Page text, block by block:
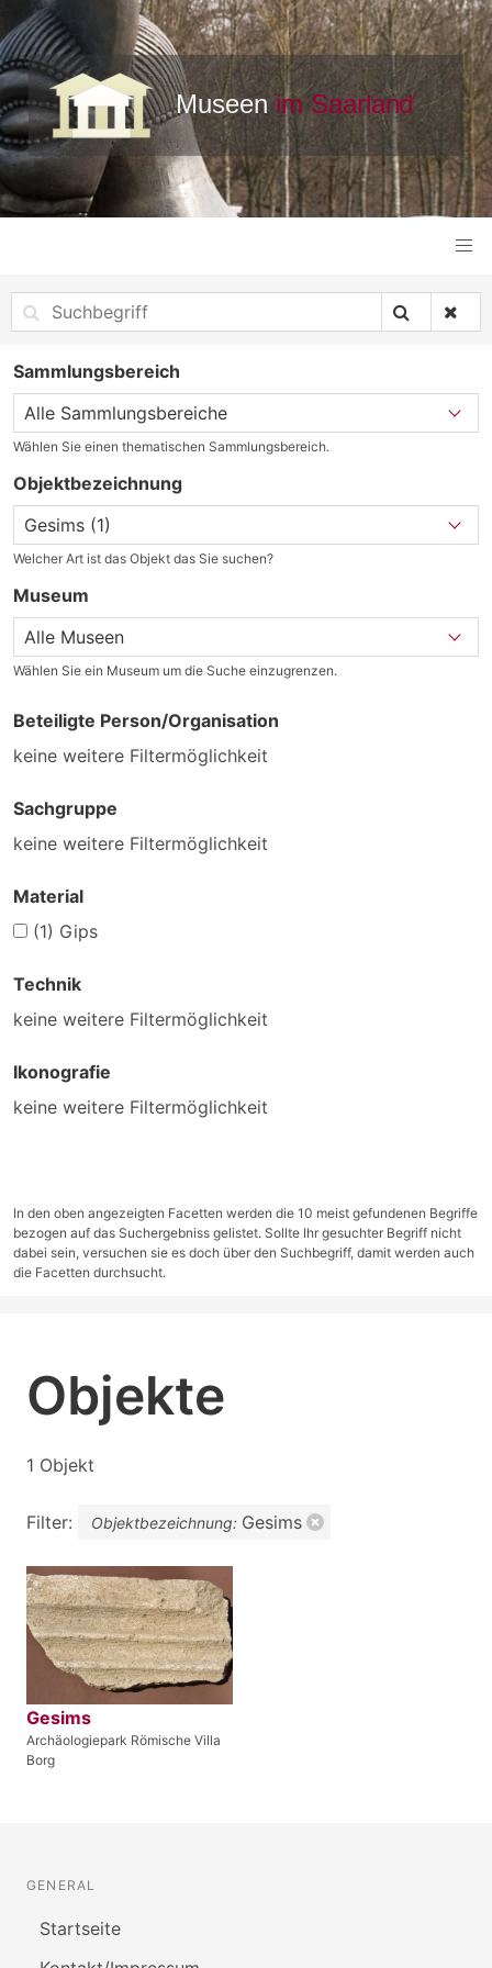
Sammlungsbereich
Wählen Sie einen thematischen Sammlungsbereich.
Objektbezeichnung
Welcher Art ist das Objekt das Sie suchen?
Museum
Wählen Sie ein Museum um die Suche einzugrenzen.
Beteiligte Person/Organisation
keine weitere Filtermöglichkeit
Sachgruppe
keine weitere Filtermöglichkeit
Material
(1) Gips
Technik
keine weitere Filtermöglichkeit
Ikonografie
keine weitere Filtermöglichkeit
In den oben angezeigten Facetten werden die 10 meist gefundenen Begriffe
bezogen auf das Suchergebniss gelistet. Sollte Ihr gesuchter Begriff nicht
dabei sein, versuchen sie es doch über den Suchbegriff, damit werden auch
die Facetten durchsucht.
Objekte
1 Objekt
Filter: Objektbezeichnung: Gesims
Gesims
Archäologiepark Römische Villa
Borg
GENERAL
Startseite